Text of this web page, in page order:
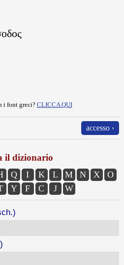
i font greci? CLICCA QUI
accesso ›
il dizionario
Q I K L M N X
O
Y F C J W